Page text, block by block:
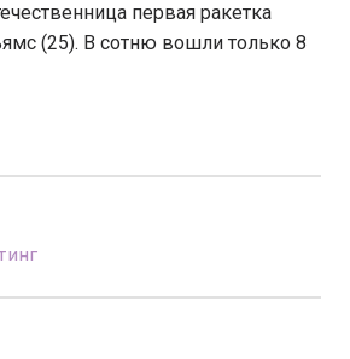
первая ракетка
(25). В сотню вошли только 8